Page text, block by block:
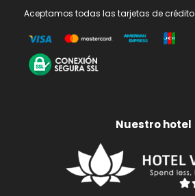
Aceptamos todas las tarjetas de crédito
Nuestro hotel